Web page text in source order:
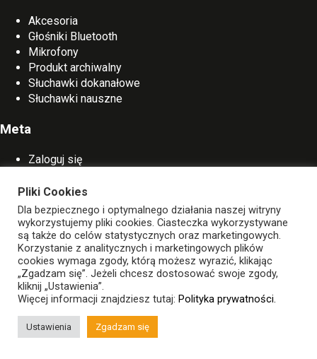
Akcesoria
Głośniki Bluetooth
Mikrofony
Produkt archiwalny
Słuchawki dokanałowe
Słuchawki nauszne
Meta
Zaloguj się
Kanał komentarzy
WordPress.org
©SNAB.audio
Wszelkie prawa zastrzeżone
Strona główna
Gdzie kupić?
Wsparcie
Kontakt
Polityka Prywatności
Pliki Cookies
Dla bezpiecznego i optymalnego działania naszej witryny
wykorzystujemy pliki cookies. Ciasteczka wykorzystywane
są także do celów statystycznych oraz marketingowych.
Korzystanie z analitycznych i marketingowych plików
cookies wymaga zgody, którą możesz wyrazić, klikając
„Zgadzam się”. Jeżeli chcesz dostosować swoje zgody,
kliknij „Ustawienia”.
Więcej informacji znajdziesz tutaj: Polityka prywatności.
Ustawienia Zgadzam się